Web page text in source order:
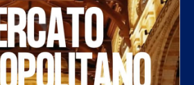
7 Agosto 2026